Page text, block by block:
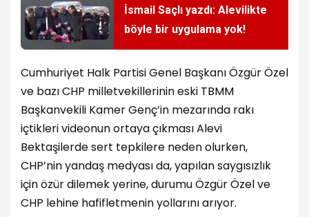
İsmail Saçlı yazdı: Alevilikte
böyle bir uygulama yok!
Cumhuriyet Halk Partisi Genel Başkanı Özgür Özel
ve bazı CHP milletvekillerinin eski TBMM
Başkanvekili Kamer Genç’in mezarında rakı
içtikleri videonun ortaya çıkması Alevi
Bektaşilerde sert tepkilere neden olurken,
CHP’nin yandaş medyası da, yapılan saygısızlık
için özür dilemek yerine, durumu Özgür Özel ve
CHP lehine hafifletmenin yollarını arıyor.